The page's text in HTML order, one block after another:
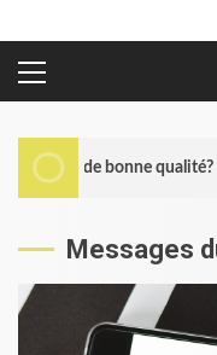
PRIMARY
MENU
qualité? 2
Messages